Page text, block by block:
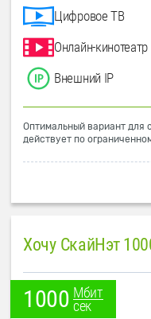
Цифровое ТВ
Онлайн-кинотеатр
Внешний IP
Оптимальный вариант для
действует по
Хочу СкайНэт
1000 Мбит
сек